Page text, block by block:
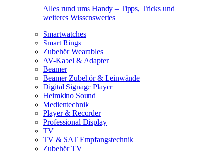
Alles rund ums Handy – Tipps, Tricks und
weiteres Wissenswertes
Smartwatches
Smart Rings
Zubehör Wearables
AV-Kabel & Adapter
Beamer
Beamer Zubehör & Leinwände
Digital Signage Player
Heimkino Sound
Medientechnik
Player & Recorder
Professional Display
TV
TV & SAT Empfangstechnik
Zubehör TV